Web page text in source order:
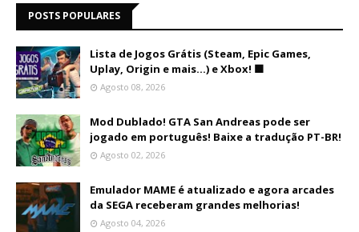
POSTS POPULARES
Lista de Jogos Grátis (Steam, Epic Games,
Uplay, Origin e mais...) e Xbox! 🟩
Agosto 08, 2026
Mod Dublado! GTA San Andreas pode ser
jogado em português! Baixe a tradução PT-BR!
Agosto 02, 2026
Emulador MAME é atualizado e agora arcades
da SEGA receberam grandes melhorias!
Agosto 04, 2026